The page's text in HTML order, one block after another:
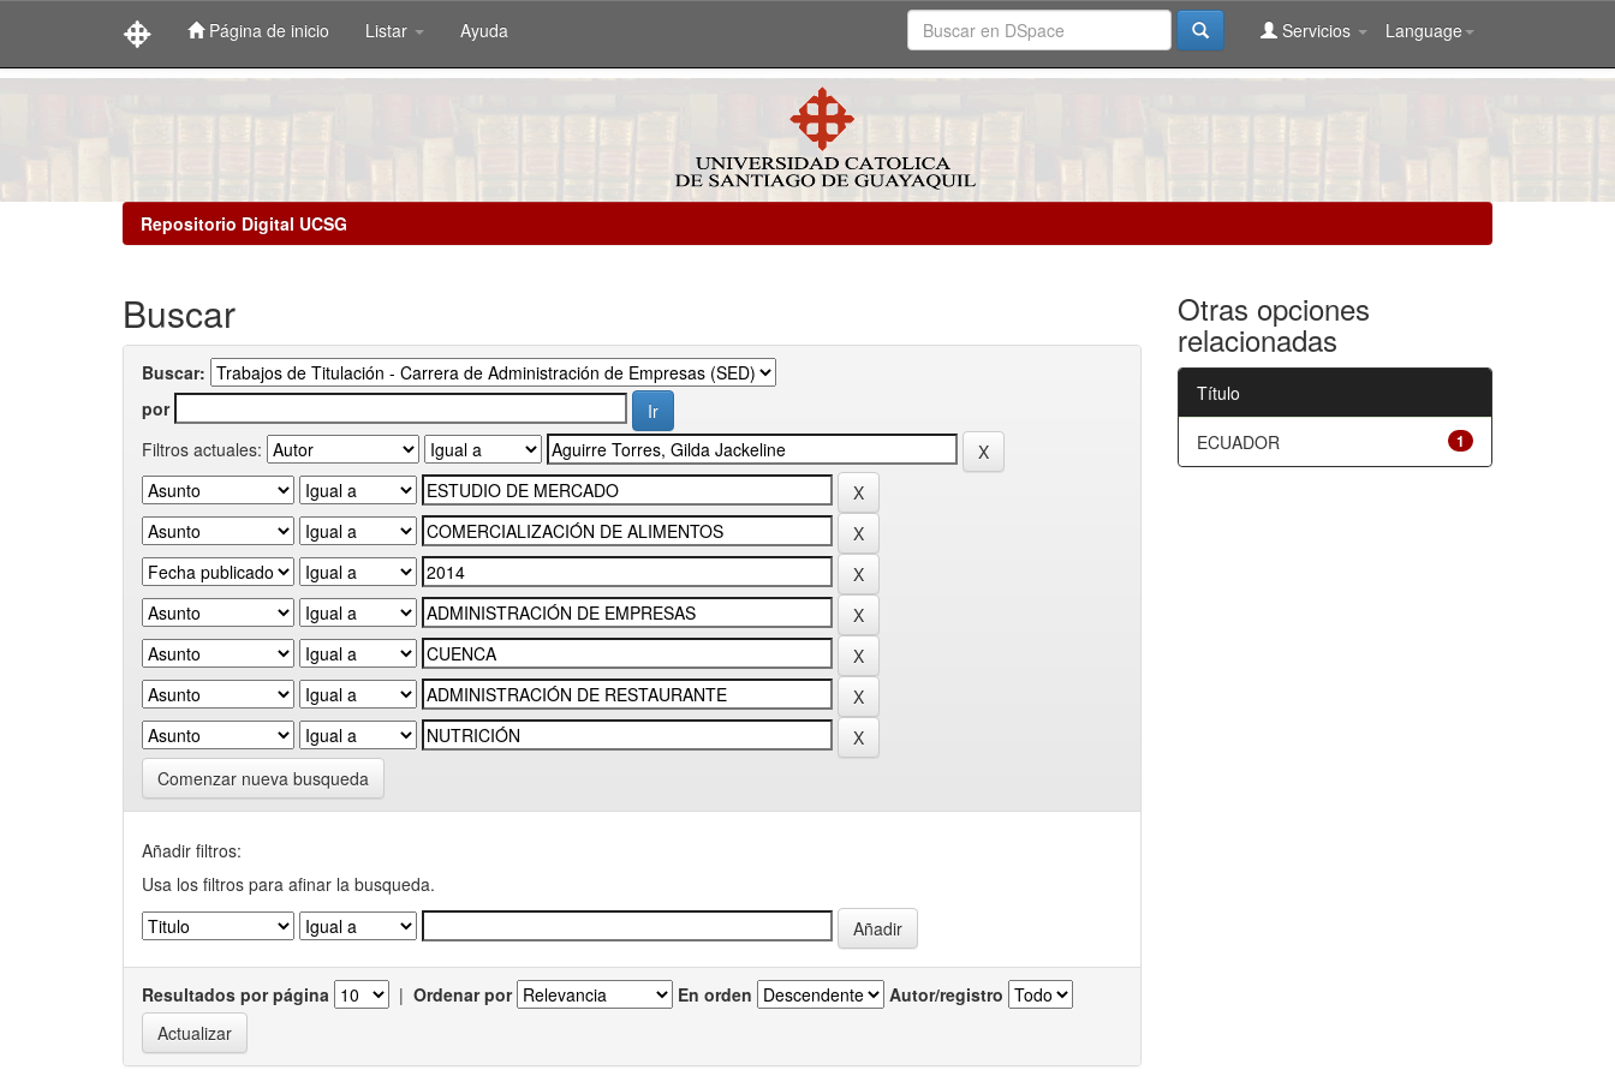
Página de inicio Listar Ayuda Language
Servicios
Repositorio Digital UCSG
Buscar
Buscar:
por
Filtros actuales:
Comenzar nueva busqueda
Añadir filtros:
Usa los filtros para afinar la busqueda.
Resultados por página | Ordenar por En orden Autor/registro
Otras opciones
relacionadas
Título
1
ECUADOR